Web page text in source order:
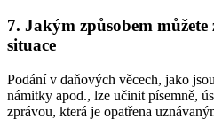
7. Jakým způsobem
situace
Podání v daňových věcech, jako
námitky apod., lze učinit písemně,
zprávou, která je opatřena